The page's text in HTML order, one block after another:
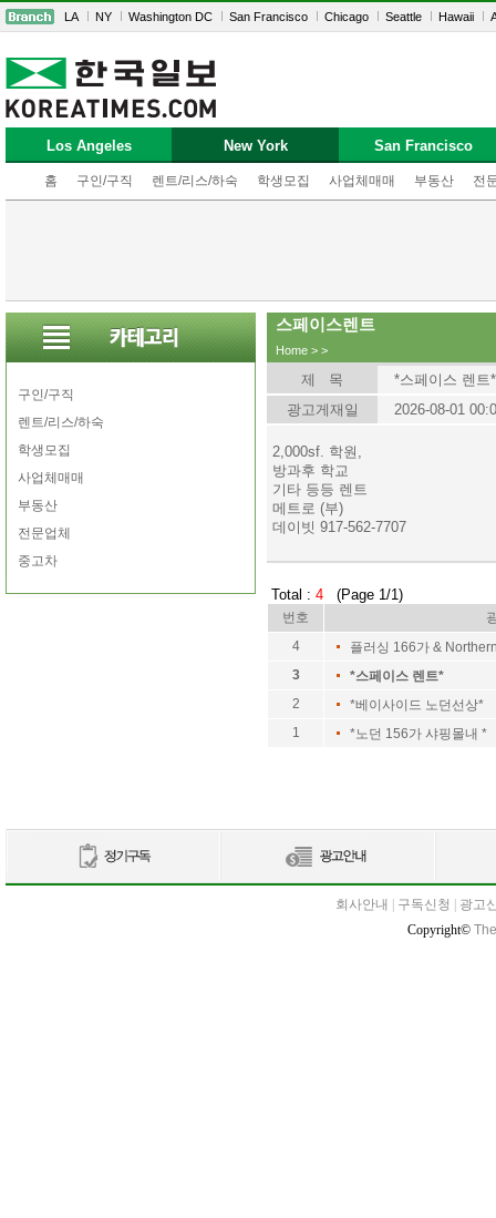
LA NY Washington DC San Francisco Chicago Seattle Hawaii
Los Angeles New York
홈 구인/구직 렌트/리스/하숙 학생모집 사업체매매 부동산 전
San Francisco
구인/구직
렌트/리스/하숙
학생모집
사업체매매
부동산
전문업체
중고차
스페이스렌트
Home > >
제 목
*스페이스 렌트*
광고게재일
2026-08-01
2,000sf. 학원,
방과후 학교
기타 등등 렌트
메트로 (부)
데이빗 917-562-7707
Total : 4 (Page 1/1)
번호
4
플러싱 166가 &
3
*스페이스 렌트*
2
*베이사이드 노던선상*
1
*노던 156가 샤핑몰내 *
회사안내 구독신청
광고
Copyright©